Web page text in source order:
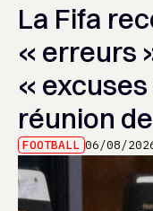
La Fifa
« erreurs
«
réunion
FOOTBALL 06/08/